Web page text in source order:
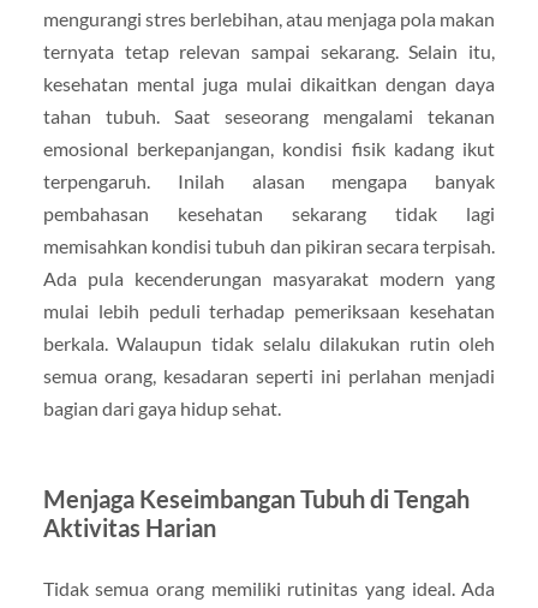
mengurangi stres berlebihan, atau menjaga pola makan
ternyata tetap relevan sampai sekarang. Selain itu,
kesehatan mental juga mulai dikaitkan dengan daya
tahan tubuh. Saat seseorang mengalami tekanan
emosional berkepanjangan, kondisi fisik kadang ikut
terpengaruh. Inilah alasan mengapa banyak
pembahasan kesehatan sekarang tidak lagi
memisahkan kondisi tubuh dan pikiran secara terpisah.
Ada pula kecenderungan masyarakat modern yang
mulai lebih peduli terhadap pemeriksaan kesehatan
berkala. Walaupun tidak selalu dilakukan rutin oleh
semua orang, kesadaran seperti ini perlahan menjadi
bagian dari gaya hidup sehat.
Menjaga Keseimbangan Tubuh di Tengah
Aktivitas Harian
Tidak semua orang memiliki rutinitas yang ideal. Ada